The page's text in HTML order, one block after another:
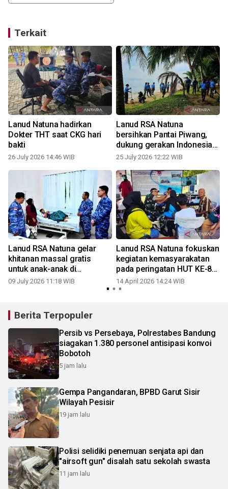
Terkait
Lanud Natuna hadirkan
Dokter THT saat CKG hari
bakti
26 July 2026 14:46 WIB
Lanud RSA Natuna
bersihkan Pantai Piwang,
dukung gerakan Indonesia
ASRI
25 July 2026 12:22 WIB
Lanud RSA Natuna gelar
khitanan massal gratis
untuk anak-anak di
perbatasan
09 July 2026 11:18 WIB
Lanud RSA Natuna fokuskan
kegiatan kemasyarakatan
pada peringatan HUT KE-80
TNI AU
14 April 2026 14:24 WIB
Berita Terpopuler
Persib vs Persebaya, Polrestabes Bandung
siagakan 1.380 personel antisipasi konvoi
Bobotoh
5 jam lalu
Gempa Pangandaran, BPBD Garut Sisir
Wilayah Pesisir
19 jam lalu
Polisi selidiki penemuan senjata api dan
"airsoft gun" disalah satu sekolah swasta
11 jam lalu